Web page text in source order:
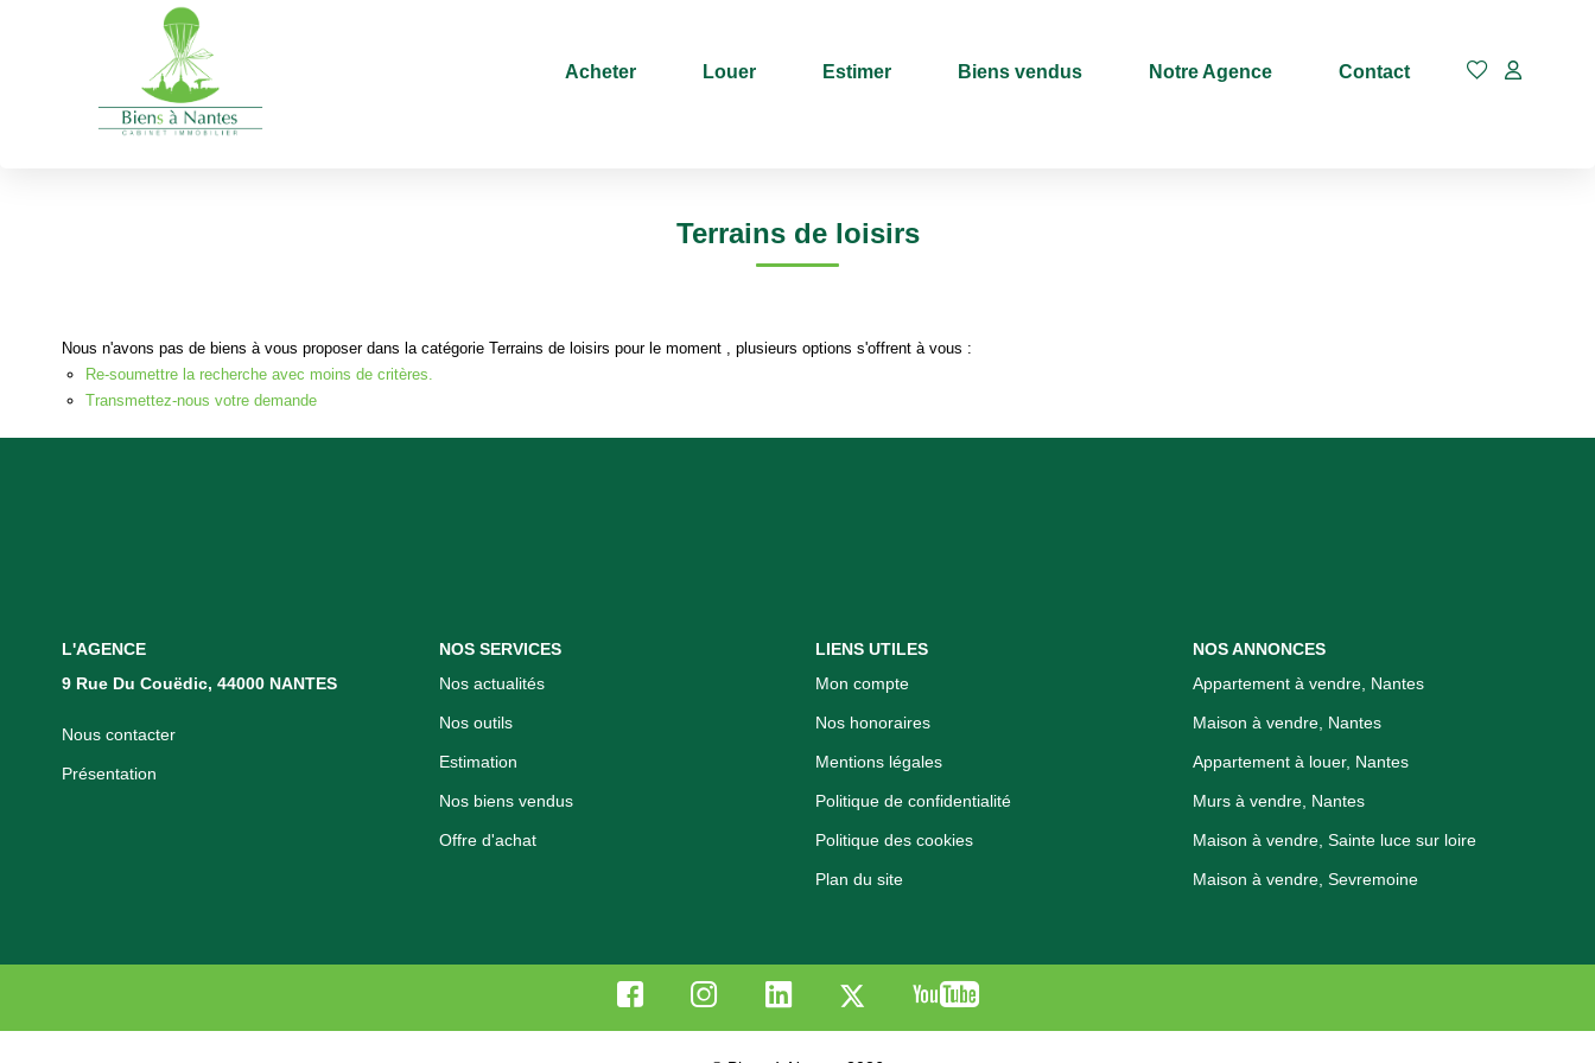
Acheter Louer Estimer Biens vendus Notre Agence Contact
Terrains de loisirs
Acheter
Type de transaction Type de bien
Terrains de loisirs
Nous n'avons pas de biens à vous proposer dans la catégorie Terrains de loisirs pour le moment , plusieurs options s'offrent à vous :
Re-soumettre la recherche avec moins de critères.
Transmettez-nous votre demande
L'AGENCE
9 Rue Du Couëdic, 44000 NANTES
Nous contacter
Présentation
NOS SERVICES
Nos actualités
Nos outils
Estimation
Nos biens vendus
Offre d'achat
LIENS UTILES
Mon compte
Nos honoraires
Mentions légales
Politique de confidentialité
Politique des cookies
Plan du site
NOS ANNONCES
Appartement à vendre, Nantes
Maison à vendre, Nantes
Appartement à louer, Nantes
Murs à vendre, Nantes
Maison à vendre, Sainte luce sur loire
Maison à vendre, Sevremoine